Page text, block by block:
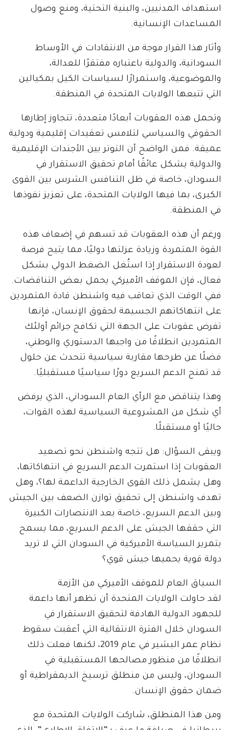
استهداف المدنيين، والبنية التحتية، ومنع وصول
المساعدات الإنسانية.
وأثار هذا القرار موجة من الانتقادات في الأوساط
السودانية، والدولية باعتباره مفتقرًا للعدالة،
والموضوعية، واستمرارًا لسياسات الكيل بمكيالين
التي تتبعها الولايات المتحدة في المنطقة.
وتحمل هذه العقوبات أبعادًا متعددة، تتجاوز إطارها
الحقوقي والسياسي لتلامس تعقيدات إقليمية ودولية
عميقة. فمن الواضح أن التوتر بين الأجندات الإقليمية
والدولية يشكل عائقًا أمام تحقيق الاستقرار في
السودان، خاصة في ظل التنافس الشرس بين القوى
الكبرى، بما فيها الولايات المتحدة، على تعزيز نفوذها
في المنطقة.
ورغم أن هذه العقوبات قد تسهم في إضعاف هذه
القوة المتمردة وزيادة عزلتها دوليًا، مما يتيح فرصة
لعودة الاستقرار إذا استُغل الضغط الدولي بشكل
فعال، فإن الموقف الأميركي يحمل بعض التناقضات.
ففي الوقت الذي تعاقب فيه واشنطن قادة المتمردين
على انتهاكاتهم الجسيمة لحقوق الإنسان، فإنها
تفرض عقوبات على الجهة التي تكافح جرائم أولئك
المتمردين انطلاقًا من واجبها الدستوري والوطني،
فضلًا عن طرحها مقاربة سياسية تتحدث عن حلول
قد تمنح الدعم السريع دورًا سياسيًا مستقبليًا.
وهذا يتناقض مع الرأي العام السوداني، الذي يرفض
أي شكل من المشروعية السياسية لهذه القوات،
حاليًا أو مستقبلًا.
ويبقى السؤال: هل تتجه واشنطن نحو تصعيد
العقوبات إذا استمرت الدعم السريع في انتهاكاتها،
وهل يشمل ذلك القوى الخارجية الداعمة لها؟، وهل
تهدف واشنطن إلى تحقيق توازن الضعف بين الجيش
وبين الدعم السريع، خاصة بعد الانتصارات الكبيرة
التي حققها الجيش على الدعم السريع، مما يسمح
بتمرير السياسة الأميركية في السودان التي لا تريد
دولة قوية يحميها جيش قوي؟
السياق العام للموقف الأميركي من الأزمة
لقد حاولت الولايات المتحدة أن تظهر أنها داعمة
للجهود الدولية الهادفة لتحقيق الاستقرار في
السودان خلال الفترة الانتقالية التي أعقبت سقوط
نظام عمر البشير في عام 2019، لكنها فعلت ذلك
انطلاقًا من منظور مصالحها المستقبلية في
السودان، وليس من منطلق ترسيخ الديمقراطية أو
ضمان حقوق الإنسان.
ومن هذا المنطلق، شاركت الولايات المتحدة مع